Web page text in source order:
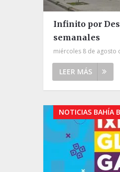
Infinito por
semanales
miércoles 8 de agosto
LEER MÁS
NOTICIAS BAHÍA